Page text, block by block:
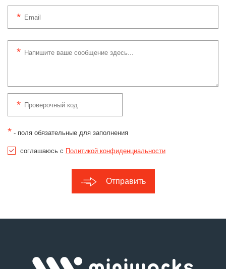
* - поля обязательные для заполнения
соглашаюсь с Политикой конфиденциальности
Отправить